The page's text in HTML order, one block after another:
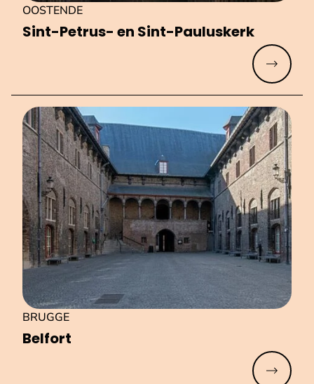
Sint-Petrus- en Sint-Pauluskerk
OOSTENDE
Meer
Belfort
BRUGGE
Meer